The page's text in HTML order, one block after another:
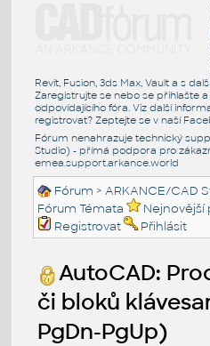
Revit, Fusion, 3ds Max, Vault a s
Zaregistrujte se nebo se přihlašte
odpovídajícího fóra. Viz další
registrovat? Zeptejte se v naší
Fórum nenahrazuje technický
Studio) - přímá podpora pro
emea.support.arkance.world
Fórum >ARKANCE/CAD
Fórum Témata
Nejnovější
Registrovat
Přihlásit
AutoCAD:
či bloků
PgDn-PgUp)